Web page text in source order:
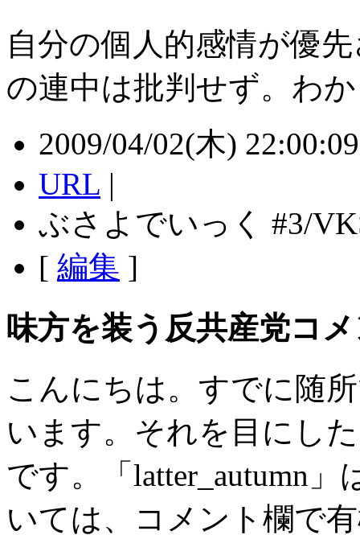
自分の個人的感情が優
の連中は批判せず。わ
2009/04/02(木)
URL |
ぶさよでいっく #3/
[ 編集 ]
味方を装う反共産党コ
こんにちは。すでに随
います。それを目にし
です。「latter_autumn
いては、コメント欄で